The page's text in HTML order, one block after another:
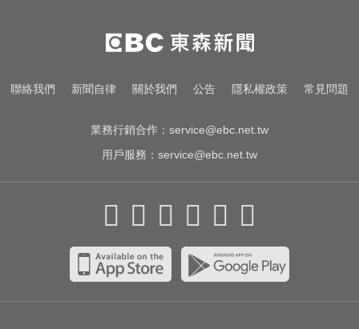
怪伯5度上門問「全套半套」 美容
師鎖門報警
天天吃燒烤香腸 14歲女竟罹大腸癌
聯絡我們 新聞自律 關於我們 公告 隱私權政策 常見問題
業務行銷合作： service@ebc.net.tw
用戶服務： service@ebc.net.tw